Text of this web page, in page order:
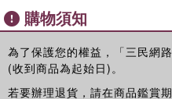
民英檢的目的在於：測驗一個
也能對照CEFR（國際認證的
以下將為你介紹全民英檢的三
購物須知
為了保護您的權益，「三民網路
(收到商品為起始日)。
若要辦理退貨，請在商品鑑賞